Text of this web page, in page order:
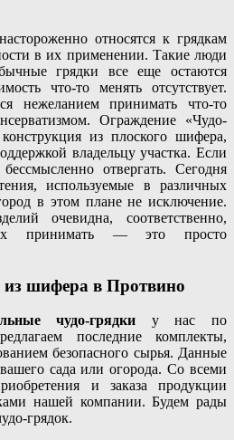
относятся к грядкам
в их применении. Такие люди
грядки все еще остаются
что-то менять отсутствует.
нежеланием принимать что-то
Ограждение «Чудо-
из плоского шифера,
владельцу участка. Если
отвергать. Сегодня
используемые в различных
в этом плане не исключение.
очевидна, соответственно,
принимать — это просто
шифера в Протвино
чудо-грядки у нас по
последние комплекты,
безопасного сырья. Данные
сада или огорода. Со всеми
и заказа продукции
нашей компании. Будем рады
грядок.